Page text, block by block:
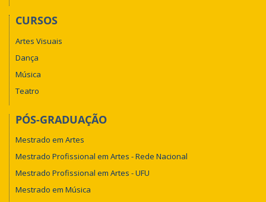
CURSOS
Artes Visuais
Dança
Música
Teatro
PÓS-GRADUAÇÃO
Mestrado em Artes
Mestrado Profissional em Artes - Rede Nacional
Mestrado Profissional em Artes - UFU
Mestrado em Música